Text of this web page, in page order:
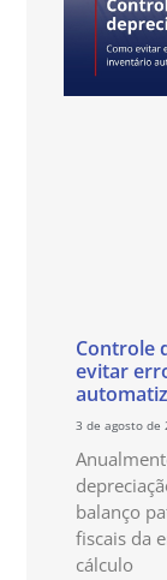
Controle
evitar
3 de agosto de
balanço
fiscais da
cálculo